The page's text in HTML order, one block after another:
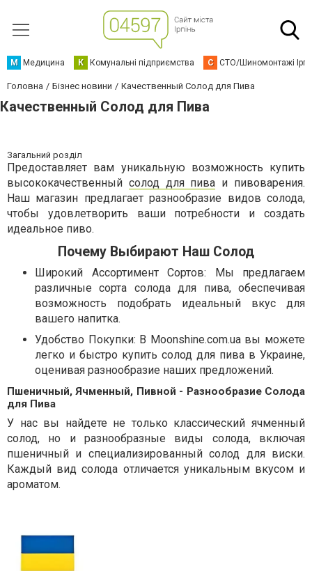
М Медицина К Комунальні підприємства С СТО/Шиномонтажі
Головна Бізнес новини Качественный Солод для Пива
Качественный Солод для Пива
Загальний розділ
Предоставляет вам уникальную возможность купить
высококачественный солод для пива и пивоварения.
Наш магазин предлагает разнообразие видов солода,
чтобы удовлетворить ваши потребности и создать
идеальное пиво.
Почему Выбирают Наш Солод
Широкий Ассортимент Сортов: Мы предлагаем
различные сорта солода для пива, обеспечивая
возможность подобрать идеальный вкус для
вашего напитка.
Удобство Покупки: В Moonshine.com.ua вы можете
легко и быстро купить солод для пива в Украине,
оценивая разнообразие наших предложений.
Пшеничный, Ячменный, Пивной - Разнообразие Солода
для Пива
У нас вы найдете не только классический ячменный
солод, но и разнообразные виды солода, включая
пшеничный и специализированный солод для виски.
Каждый вид солода отличается уникальным вкусом и
ароматом.